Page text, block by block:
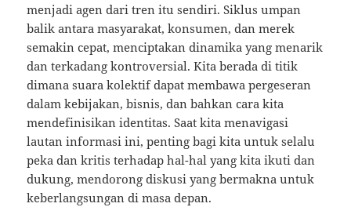
menjadi agen dari tren itu sendiri. Siklus umpan
balik antara masyarakat, konsumen, dan merek
semakin cepat, menciptakan dinamika yang menarik
dan terkadang kontroversial. Kita berada di titik
dimana suara kolektif dapat membawa pergeseran
dalam kebijakan, bisnis, dan bahkan cara kita
mendefinisikan identitas. Saat kita menavigasi
lautan informasi ini, penting bagi kita untuk selalu
peka dan kritis terhadap hal-hal yang kita ikuti dan
dukung, mendorong diskusi yang bermakna untuk
keberlangsungan di masa depan.